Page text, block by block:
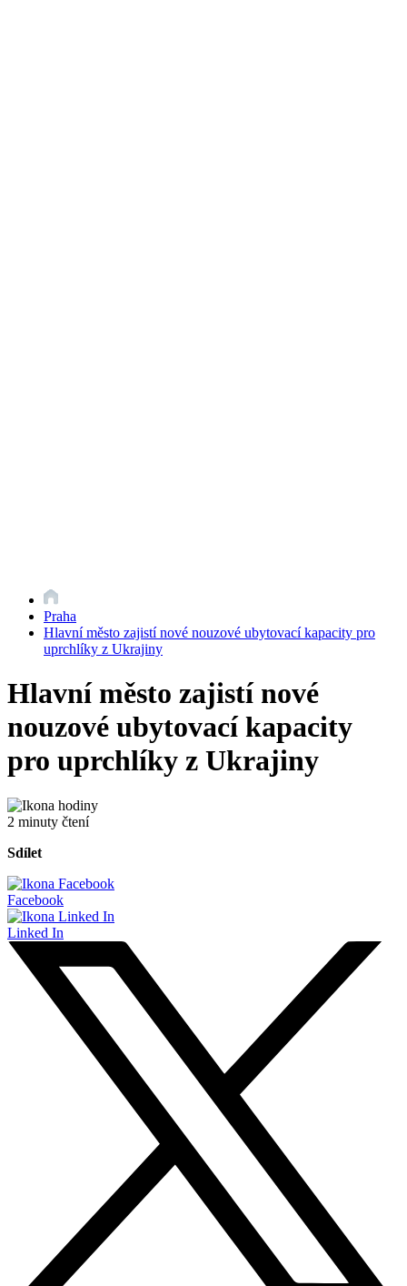
Praha
Hlavní město zajistí nové nouzové ubytovací kapacity pro
uprchlíky z Ukrajiny
Hlavní město zajistí nové
nouzové ubytovací kapacity
pro uprchlíky z Ukrajiny
2 minuty čtení
Sdílet
Facebook
Linked In